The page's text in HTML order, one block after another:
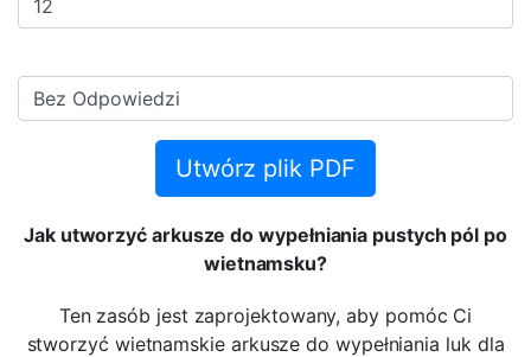
Utwórz plik PDF
Jak utworzyć arkusze do wypełniania pustych pól po
wietnamsku?
Ten zasób jest zaprojektowany, aby pomóc Ci
stworzyć wietnamskie arkusze do wypełniania luk dla